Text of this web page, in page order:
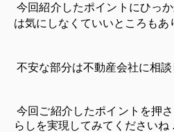
今回紹介したポイントにひっ
は気にしなくていいところもあ
不安な部分は不動産会社に相談
今回ご紹介したポイントを押
らしを実現してみてくださいね